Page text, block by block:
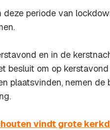
deze periode van
en in de
besluit om op
plaatsvinden, nemen de
vindt grote